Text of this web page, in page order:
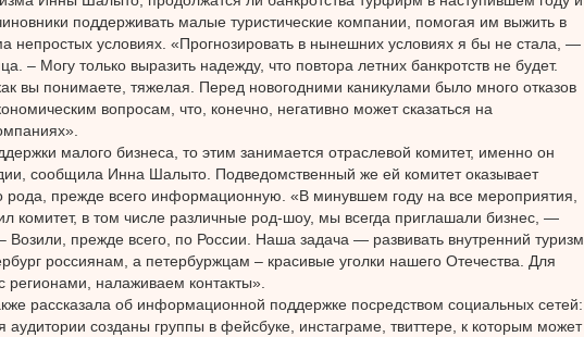
поддерживать малые туристические компании, помогая им выжить в
непростых условиях. «Прогнозировать в нынешних условиях я бы не стала, —
– Могу только выразить надежду, что повтора летних банкротств не будет.
вы понимаете, тяжелая. Перед новогодними каникулами было много отказов
вопросам, что, конечно, негативно может сказаться на
малого бизнеса, то этим занимается отраслевой комитет, именно он
сообщила Инна Шалыто. Подведомственный же ей комитет оказывает
рода, прежде всего информационную. «В минувшем году на все мероприятия,
комитет, в том числе различные род-шоу, мы всегда приглашали бизнес, —
Возили, прежде всего, по России. Наша задача — развивать внутренний туризм,
россиянам, а петербуржцам – красивые уголки нашего Отечества. Для
регионами, налаживаем контакты».
рассказала об информационной поддержке посредством социальных сетей:
аудитории созданы группы в фейсбуке, инстаграме, твиттере, к которым может